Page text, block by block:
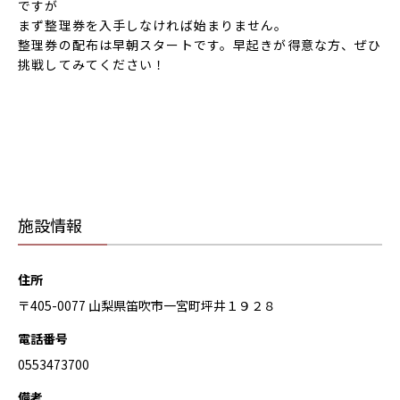
ですが
まず整理券を入手しなければ始まりません。
整理券の配布は早朝スタートです。早起きが得意な方、ぜひ
挑戦してみてください！
施設情報
住所
〒405-0077 山梨県笛吹市一宮町坪井１９２８
電話番号
0553473700